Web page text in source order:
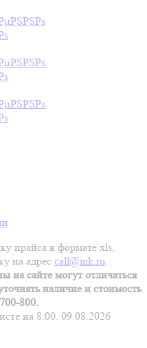
прайса в формате xls,
на адрес call@ink.ru.
на сайте могут отличаться
наличие и стоимость
800.
на 8:00. 09.08.2026